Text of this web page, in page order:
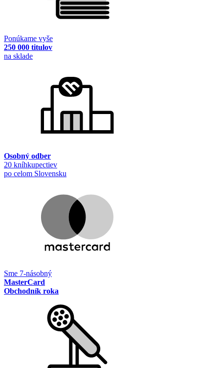
Ponúkame vyše
250 000 titulov
na sklade
Osobný odber
20 kníhkupectiev
po celom Slovensku
Sme 7-násobný
MasterCard
Obchodník roka